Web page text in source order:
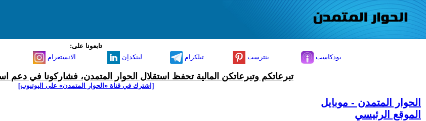
تابعونا على:
الانستغرام لينكدإن تيلكرام بنترست بودكاست
تبرعاتكم وتبرعاتكن المالية تحفظ استقلال الحوار المتمدن، فشاركونا في دعم
[اشترك في قناة ‫«الحوار المتمدن» على اليوتيوب]
الحوار المتمدن - موبايل
الموقع الرئيسي